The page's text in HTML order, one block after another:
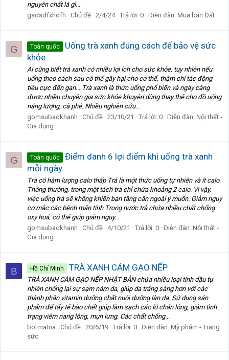
nguyên chất là gì...
gsdsdfxhdfh
Chủ đề 2/4/24 Trả lời: 0 Diễn đàn: Mua bán Đất
G Toàn quốc
Uống trà xanh đúng cách để bảo vệ sức
khỏe
Ai cũng biết trà xanh có nhiều lợi ích cho sức khỏe, tuy nhiên nếu
uống theo cách sau có thể gây hại cho cơ thể, thậm chí tác động
tiêu cực đến gan... Trà xanh là thức uống phổ biến và ngày càng
được nhiều chuyên gia sức khỏe khuyên dùng thay thế cho đồ uống
năng lượng, cà phê. Nhiều nghiên cứu...
gomsubaokhanh
Chủ đề 23/10/21 Trả lời: 0 Diễn đàn: Nội thất -
Gia dụng
G Toàn quốc
Điểm danh 6 lợi điểm khi uống trà xanh
mỗi ngày
Trà có hàm lượng calo thấp Trà là một thức uống tự nhiên và ít calo.
Thông thường, trong một tách trà chỉ chứa khoảng 2 calo. Vì vậy,
việc uống trà sẽ không khiến bạn tăng cân ngoài ý muốn. Giảm nguy
cơ mắc các bệnh mãn tính Trong nước trà chứa nhiều chất chống
oxy hoá, có thể giúp giảm nguy...
gomsubaokhanh
Chủ đề 4/10/21 Trả lời: 0 Diễn đàn: Nội thất -
Gia dụng
B Hồ Chí Minh TRÀ XANH CÁM GẠO NẾP
TRÀ XANH CÁM GẠO NẾP NHẬT BẢN chứa nhiều loại tinh dầu tự
nhiên chống lại sự sạm nám da, giúp da trắng sáng hơn với các
thành phần vitamin dưỡng chất nuôi dưỡng làn da. Sử dụng sản
phẩm để tẩy tế bào chết giúp làm sạch các lỗ chân lông, giảm tình
trạng viêm nang lông, mụn lưng. Các chất chống...
botmatna
Chủ đề 20/6/19 Trả lời: 0 Diễn đàn: Mỹ phẩm - Trang
sức